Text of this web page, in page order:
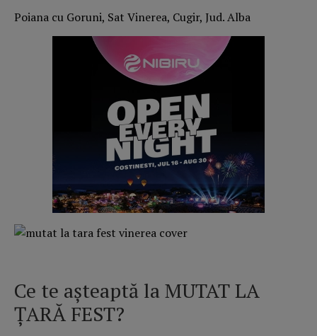
Poiana cu Goruni, Sat Vinerea, Cugir, Jud. Alba
Ce te așteaptă la MUTAT LA
ȚARĂ FEST?